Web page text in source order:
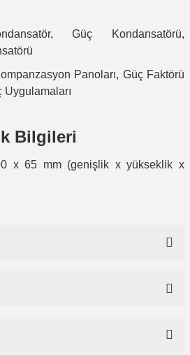
Güç Kondansatörü,
Panoları, Güç Faktörü
Uygulamaları
Bilgileri
x 65 mm (genişlik x yükseklik x